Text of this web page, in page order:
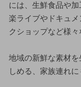
には、生鮮食品や
楽ライブやドキュ
クショップなど様々
地域の新鮮な素材
しめる、家族連れ